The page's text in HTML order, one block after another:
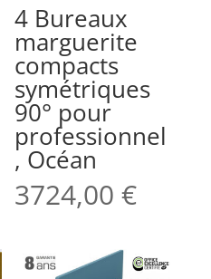
4 Bureaux
marguerite
compacts
symétriques
90° pour
professionnel
, Océan
3724,00€